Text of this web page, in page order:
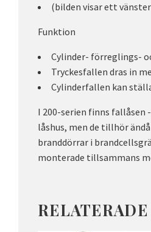
(bilden visar ett
Funktion
Cylinder- förreglings-
Tryckesfallen dras in
Cylinderfallen kan
I 200-serien finns fallåsen
låshus, men de tillhör
branddörrar i
monterade tillsammans